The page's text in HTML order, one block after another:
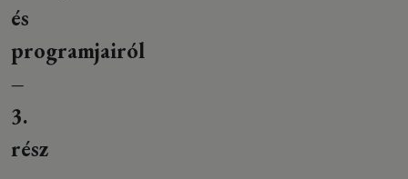
és
programjairól
–
3.
rész